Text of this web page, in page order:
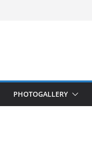
PHOTOGALLERY